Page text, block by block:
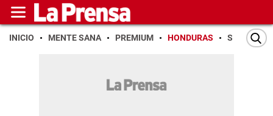
INICIO MENTE SANA PREMIUM HONDURAS SAN PEDRO